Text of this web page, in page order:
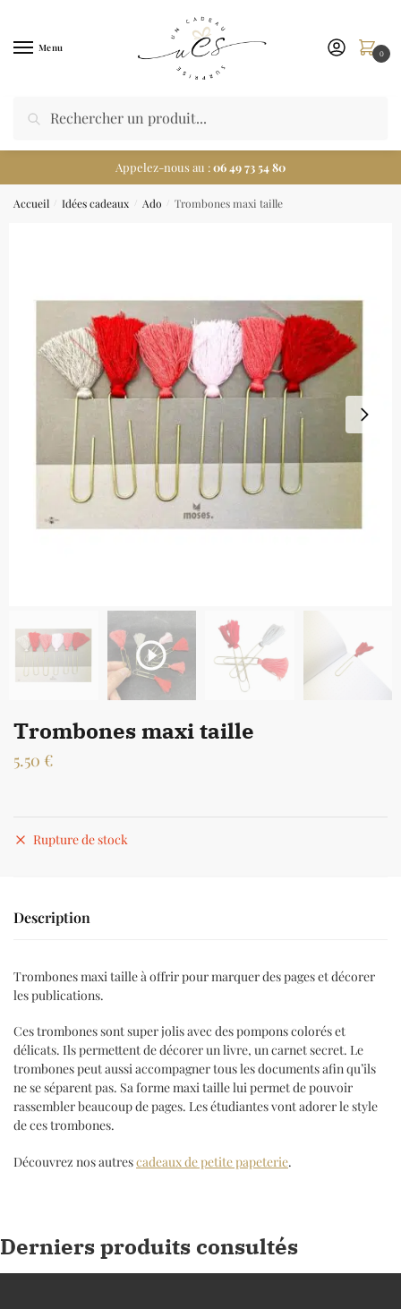
Menu 0
Appelez-nous au :06 49 73 54 80
Accueil Idées cadeaux Ado Trombones maxi taille
Trombones maxi taille
5.50 €
Rupture de stock
Description
Trombones maxi taille à offrir pour marquer des pages et décorer
les publications.
Ces trombones sont super jolis avec des pompons colorés et
délicats. Ils permettent de décorer un livre, un carnet secret. Le
trombones peut aussi accompagner tous les documents afin qu’ils
ne se séparent pas. Sa forme maxi taille lui permet de pouvoir
rassembler beaucoup de pages. Les étudiantes vont adorer le style
de ces trombones.
Découvrez nos autrescadeaux de petite papeterie.
Derniers produits consultés